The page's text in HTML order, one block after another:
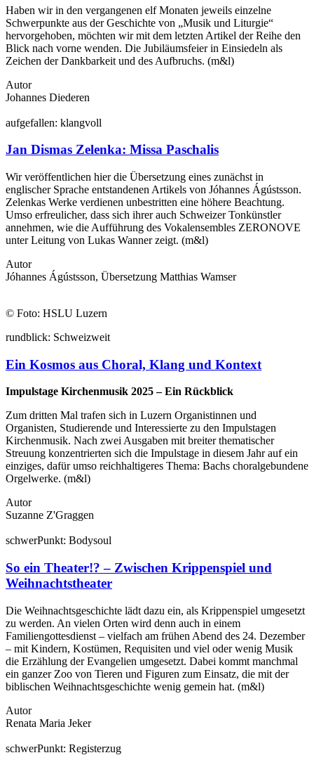
Haben wir in den vergangenen elf Monaten jeweils einzelne
Schwerpunkte aus der Geschichte von „Musik und Liturgie“
hervorgehoben, möchten wir mit dem letzten Artikel der Reihe den
Blick nach vorne wenden. Die Jubiläumsfeier in Einsiedeln als
Zeichen der Dankbarkeit und des Aufbruchs. (m&l)
Autor
Johannes Diederen
aufgefallen: klangvoll
Jan Dismas Zelenka: Missa Paschalis
Wir veröffentlichen hier die Übersetzung eines zunächst in
englischer Sprache entstandenen Artikels von Jóhannes Ágústsson.
Zelenkas Werke verdienen unbestritten eine höhere Beachtung.
Umso erfreulicher, dass sich ihrer auch Schweizer Tonkünstler
annehmen, wie die Aufführung des Vokalensembles ZERONOVE
unter Leitung von Lukas Wanner zeigt. (m&l)
Autor
Jóhannes Ágústsson, Übersetzung Matthias Wamser
© Foto: HSLU Luzern
rundblick: Schweizweit
Ein Kosmos aus Choral, Klang und Kontext
Impulstage Kirchenmusik 2025 – Ein Rückblick
Zum dritten Mal trafen sich in Luzern Organistinnen und
Organisten, Studierende und Interessierte zu den Impulstagen
Kirchenmusik. Nach zwei Ausgaben mit breiter thematischer
Streuung konzentrierten sich die Impulstage in diesem Jahr auf ein
einziges, dafür umso reichhaltigeres Thema: Bachs choralgebundene
Orgelwerke. (m&l)
Autor
Suzanne Z'Graggen
schwerPunkt: Bodysoul
So ein Theater!? – Zwischen Krippenspiel und
Weihnachtstheater
Die Weihnachtsgeschichte lädt dazu ein, als Krippenspiel umgesetzt
zu werden. An vielen Orten wird denn auch in einem
Familiengottesdienst – vielfach am frühen Abend des 24. Dezember
– mit Kindern, Kostümen, Requisiten und viel oder wenig Musik
die Erzählung der Evangelien umgesetzt. Dabei kommt manchmal
ein ganzer Zoo von Tieren und Figuren zum Einsatz, die mit der
biblischen Weihnachtsgeschichte wenig gemein hat. (m&l)
Autor
Renata Maria Jeker
schwerPunkt: Registerzug